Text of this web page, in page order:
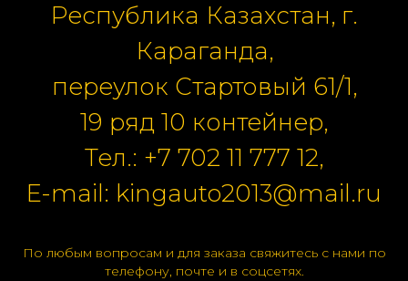
Республика Казахстан, г.
Караганда,
переулок Стартовый 61/1,
19 ряд 10 контейнер,
Тел.: +7 702 11 777 12,
E-mail: kingauto2013@mail.ru
По любым вопросам и для заказа свяжитесь с нами по
телефону, почте и в соцсетях.